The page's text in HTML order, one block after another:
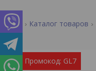
Каталог товаров
Промокод: GL7